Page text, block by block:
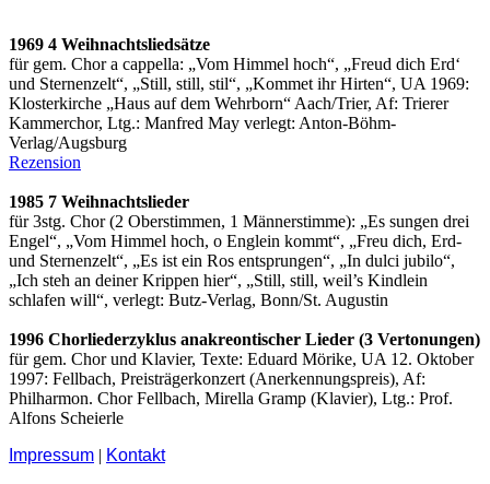
1969 4 Weihnachtsliedsätze
für gem. Chor a cappella: „Vom Himmel hoch“, „Freud dich Erd‘
und Sternenzelt“, „Still, still, stil“, „Kommet ihr Hirten“, UA 1969:
Klosterkirche „Haus auf dem Wehrborn“ Aach/Trier, Af: Trierer
Kammerchor, Ltg.: Manfred May verlegt: Anton-Böhm-
Verlag/Augsburg
Rezension
1985 7 Weihnachtslieder
für 3stg. Chor (2 Oberstimmen, 1 Männerstimme): „Es sungen drei
Engel“, „Vom Himmel hoch, o Englein kommt“, „Freu dich, Erd-
und Sternenzelt“, „Es ist ein Ros entsprungen“, „In dulci jubilo“,
„Ich steh an deiner Krippen hier“, „Still, still, weil’s Kindlein
schlafen will“, verlegt: Butz-Verlag, Bonn/St. Augustin
1996 Chorliederzyklus anakreontischer Lieder (3 Vertonungen)
für gem. Chor und Klavier, Texte: Eduard Mörike, UA 12. Oktober
1997: Fellbach, Preisträgerkonzert (Anerkennungspreis), Af:
Philharmon. Chor Fellbach, Mirella Gramp (Klavier), Ltg.: Prof.
Alfons Scheierle
Impressum | Kontakt